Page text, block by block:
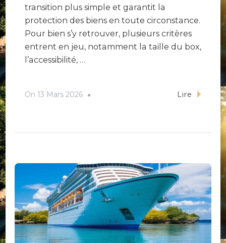
transition plus simple et garantit la
protection des biens en toute circonstance.
Pour bien s’y retrouver, plusieurs critères
entrent en jeu, notamment la taille du box,
l’accessibilité, …
On 13 Mars 2026 Lire